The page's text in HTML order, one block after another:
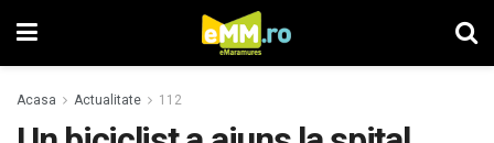
Acasa Actualitate 112